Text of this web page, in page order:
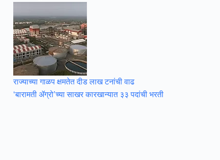
राज्याच्या गाळप क्षमतेत दीड लाख टनांची वाढ
‘बारामती ॲग्रो’च्या साखर कारखान्यात ३३ पदांची भरती